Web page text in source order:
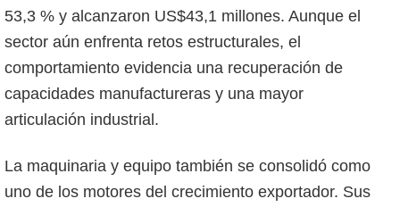
53,3 % y alcanzaron US$43,1 millones. Aunque el
sector aún enfrenta retos estructurales, el
comportamiento evidencia una recuperación de
capacidades manufactureras y una mayor
articulación industrial.
La maquinaria y equipo también se consolidó como
uno de los motores del crecimiento exportador. Sus